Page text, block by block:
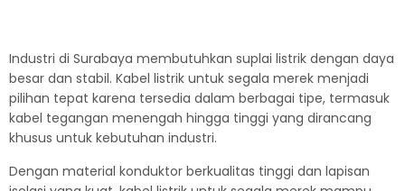
Industri di Surabaya membutuhkan suplai listrik dengan daya
besar dan stabil. Kabel listrik untuk segala merek menjadi
pilihan tepat karena tersedia dalam berbagai tipe, termasuk
kabel tegangan menengah hingga tinggi yang dirancang
khusus untuk kebutuhan industri.
Dengan material konduktor berkualitas tinggi dan lapisan